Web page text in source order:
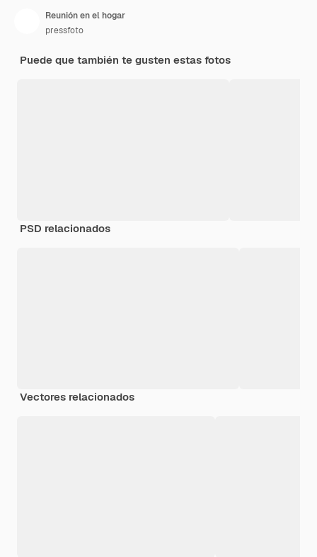
Reunión en el hogar
pressfoto
Puede que también te gusten estas fotos
PSD relacionados
Vectores relacionados